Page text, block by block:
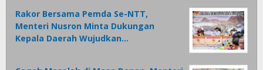
Rakor Bersama Pemda Se-NTT,
Menteri Nusron Minta Dukungan
Kepala Daerah Wujudkan…